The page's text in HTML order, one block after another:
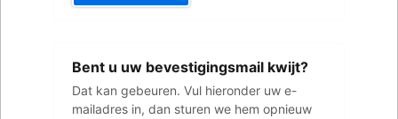
Bent u uw bevestigingsmail kwijt?
Dat kan gebeuren. Vul hieronder uw e-
mailadres in, dan sturen we hem opnieuw
mailadres